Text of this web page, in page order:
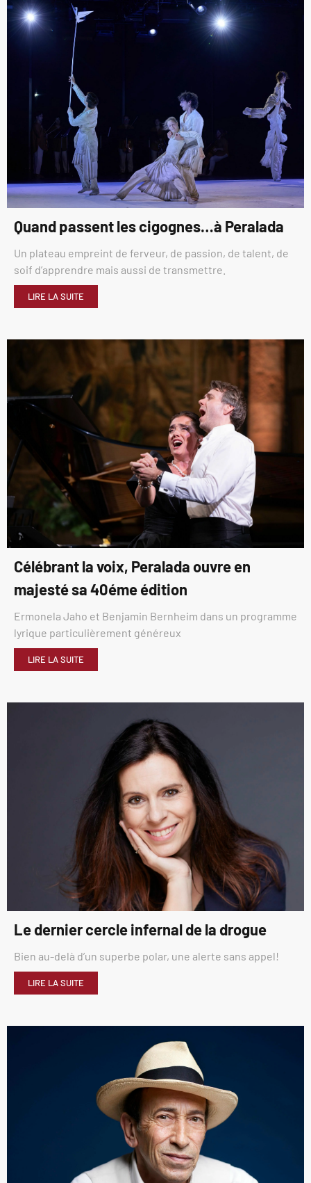
Quand passent les cigognes…à Peralada
Un plateau empreint de ferveur, de passion, de talent, de
soif d’apprendre mais aussi de transmettre.
LIRE LA SUITE
Célébrant la voix, Peralada ouvre en
majesté sa 40éme édition
Ermonela Jaho et Benjamin Bernheim dans un programme
lyrique particulièrement généreux
LIRE LA SUITE
Le dernier cercle infernal de la drogue
Bien au-delà d’un superbe polar, une alerte sans appel!
LIRE LA SUITE